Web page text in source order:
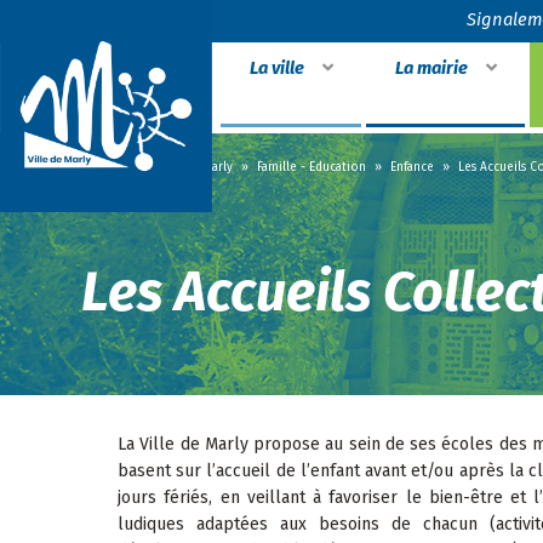
La ville La mairie
Accueil » Vivre à Marly » Famille - Education » Enfance » Les Accueils
Les Accueils
La Ville de Marly propose au sein de ses écoles des
basent sur l’accueil de l’enfant avant et/ou après la
jours fériés, en veillant à favoriser le bien-être et
ludiques adaptées aux besoins de chacun